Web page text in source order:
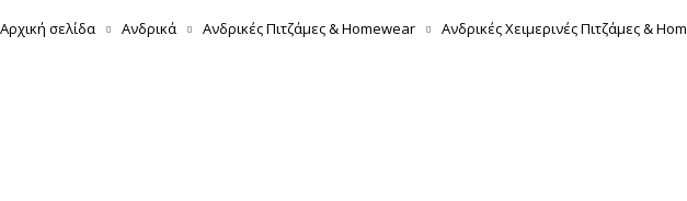
Αρχική σελίδα Ανδρικά Ανδρικές Πιτζάμες & Homewear Ανδρικές Χειμερινές Πιτζάμες &